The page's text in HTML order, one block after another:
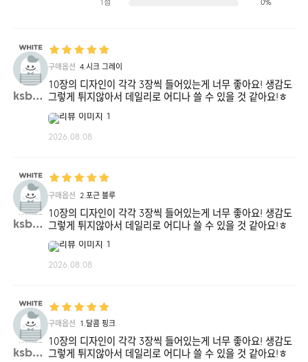
1점 0%
ksb88**
구매옵션 4.시크 그레이
10장의 디자인이 각각 3장씩 들어있는게 너무 좋아요! 생감도
그렇게 튀지않아서 데일리로 어디나 쓸 수 있을 것 같아요!ㅎ
2026.08.08
ksb88**
구매옵션 2.포근 블루
10장의 디자인이 각각 3장씩 들어있는게 너무 좋아요! 생감도
그렇게 튀지않아서 데일리로 어디나 쓸 수 있을 것 같아요!ㅎ
2026.08.08
ksb88**
구매옵션 1.달콤 핑크
10장의 디자인이 각각 3장씩 들어있는게 너무 좋아요! 생감도
그렇게 튀지않아서 데일리로 어디나 쓸 수 있을 것 같아요!ㅎ